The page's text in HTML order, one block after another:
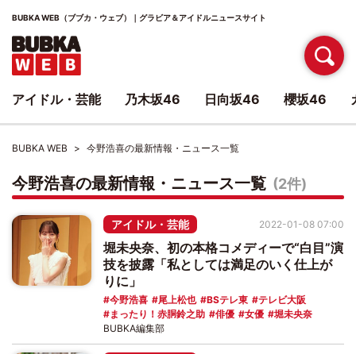
BUBKA WEB（ブブカ・ウェブ）｜グラビア＆アイドルニュースサイト
BUBKA WEB 今野浩喜の最新情報・ニュース一覧
今野浩喜の最新情報・ニュース一覧 (2件)
アイドル・芸能
堀未央奈、初の本格コメディーで“白目”演
技を披露「私としては満足のいく仕上が
りに」
今野浩喜 尾上松也 BSテレ東
テレビ大阪
まったり！赤胴鈴之助
俳優 女優 堀未央奈
2022-01-08 07:00
BUBKA編集部
アイドル・芸能 乃木坂46 日向坂46 櫻坂46